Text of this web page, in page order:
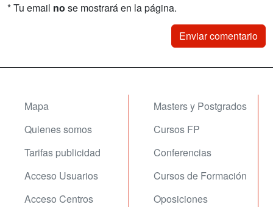
* Tu email no se mostrará en la página.
Mapa
Quienes somos
Tarifas publicidad
Acceso Usuarios
Acceso Centros
Masters y Postgrados
Cursos FP
Conferencias
Cursos de Formación
Oposiciones